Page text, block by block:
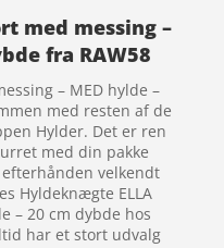
med messing –
fra RAW58
– MED hylde –
med resten af de
Hylder. Det er ren
med din pakke
velkendt
Hyldeknægte ELLA
– 20 cm dybde hos
har et stort udvalg